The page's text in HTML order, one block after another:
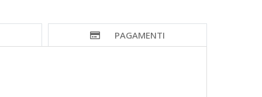
PAGAMENTI